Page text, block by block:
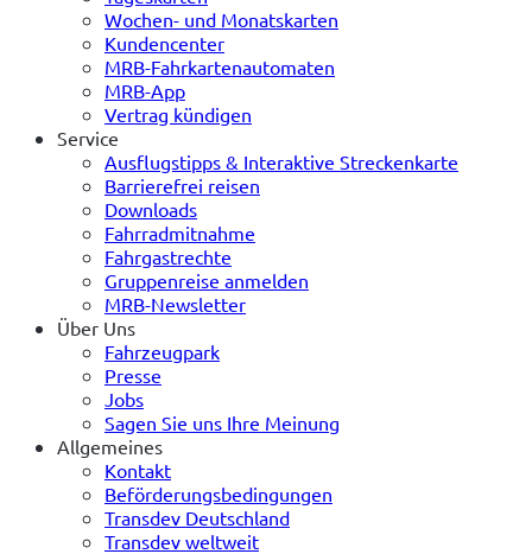
Wochen- und Monatskarten
Kundencenter
MRB-Fahrkartenautomaten
MRB-App
Vertrag kündigen
Service
Ausflugstipps & Interaktive Streckenkarte
Barrierefrei reisen
Downloads
Fahrradmitnahme
Fahrgastrechte
Gruppenreise anmelden
MRB-Newsletter
Über Uns
Fahrzeugpark
Presse
Jobs
Sagen Sie uns Ihre Meinung
Allgemeines
Kontakt
Beförderungsbedingungen
Transdev Deutschland
Transdev weltweit